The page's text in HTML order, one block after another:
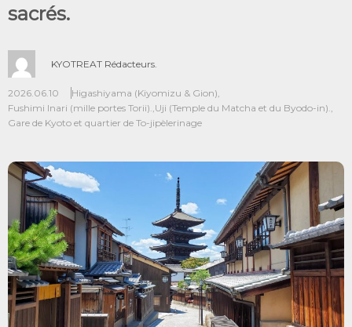
sacrés.
KYOTREAT Rédacteurs.
2026.06.10 Higashiyama (Kiyomizu & Gion),
Fushimi Inari (mille portes Torii).,Uji (Temple du Matcha et du Byodo-in).,
Gare de Kyoto et quartier de To-jipèlerinage